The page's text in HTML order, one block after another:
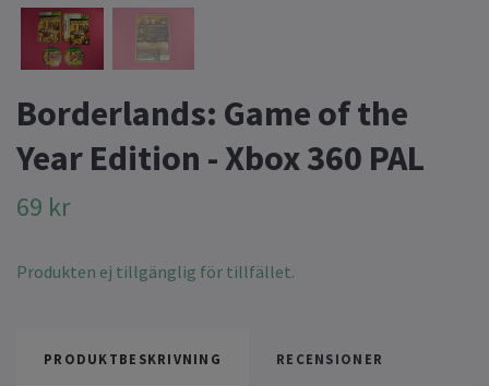
Borderlands: Game of the
Year Edition - Xbox 360 PAL
69 kr
Produkten ej tillgänglig för tillfället.
PRODUKTBESKRIVNING RECENSIONER